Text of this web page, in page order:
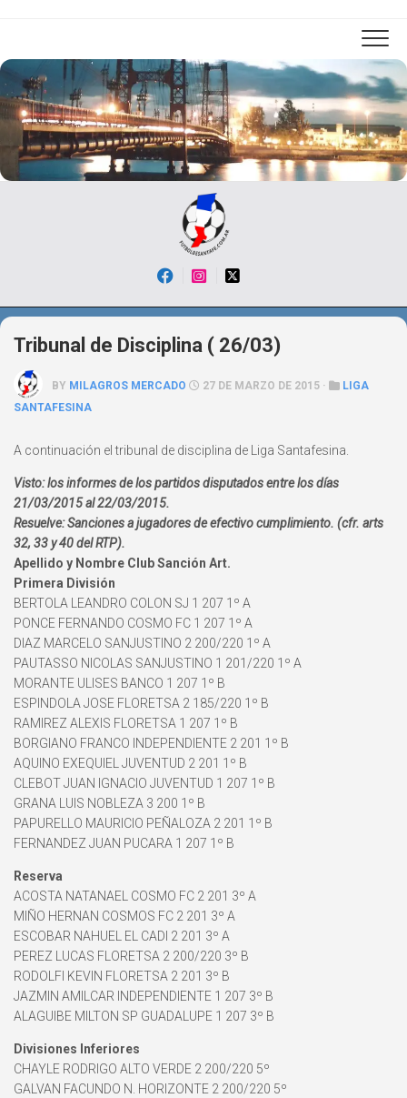
Tribunal de Disciplina ( 26/03)
BY MILAGROS MERCADO 27 DE MARZO DE 2015 ·
LIGA
SANTAFESINA
A continuación el tribunal de disciplina de Liga Santafesina.
Visto: los informes de los partidos disputados entre los días
21/03/2015 al 22/03/2015.
Resuelve: Sanciones a jugadores de efectivo cumplimiento. (cfr. arts
32, 33 y 40 del RTP).
Apellido y Nombre Club Sanción Art.
Primera División
BERTOLA LEANDRO COLON SJ 1 207 1º A
PONCE FERNANDO COSMO FC 1 207 1º A
DIAZ MARCELO SANJUSTINO 2 200/220 1º A
PAUTASSO NICOLAS SANJUSTINO 1 201/220 1º A
MORANTE ULISES BANCO 1 207 1º B
ESPINDOLA JOSE FLORETSA 2 185/220 1º B
RAMIREZ ALEXIS FLORETSA 1 207 1º B
BORGIANO FRANCO INDEPENDIENTE 2 201 1º B
AQUINO EXEQUIEL JUVENTUD 2 201 1º B
CLEBOT JUAN IGNACIO JUVENTUD 1 207 1º B
GRANA LUIS NOBLEZA 3 200 1º B
PAPURELLO MAURICIO PEÑALOZA 2 201 1º B
FERNANDEZ JUAN PUCARA 1 207 1º B
Reserva
ACOSTA NATANAEL COSMO FC 2 201 3º A
MIÑO HERNAN COSMOS FC 2 201 3º A
ESCOBAR NAHUEL EL CADI 2 201 3º A
PEREZ LUCAS FLORETSA 2 200/220 3º B
RODOLFI KEVIN FLORETSA 2 201 3º B
JAZMIN AMILCAR INDEPENDIENTE 1 207 3º B
ALAGUIBE MILTON SP GUADALUPE 1 207 3º B
Divisiones Inferiores
CHAYLE RODRIGO ALTO VERDE 2 200/220 5º
GALVAN FACUNDO N. HORIZONTE 2 200/220 5º